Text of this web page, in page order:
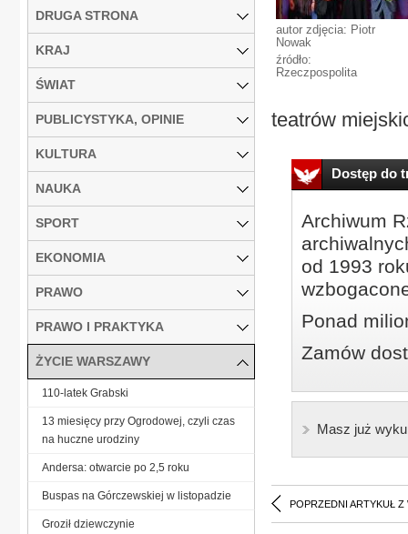
autor zdjęcia: Piotr
Nowak
źródło:
Rzeczpospolita
teatrów
Dostęp do
Archiwum
od 1993
Ponad
Zamów
Masz już
POPRZEDNI ARTYKUŁ Z
DRUGA STRONA
KRAJ
ŚWIAT
PUBLICYSTYKA, OPINIE
KULTURA
NAUKA
SPORT
EKONOMIA
PRAWO
PRAWO I PRAKTYKA
ŻYCIE WARSZAWY
110-latek Grabski
13 miesięcy przy Ogrodowej, czyli czas
na huczne urodziny
Andersa: otwarcie po 2,5 roku
Buspas na Górczewskiej w listopadzie
Groził dziewczynie